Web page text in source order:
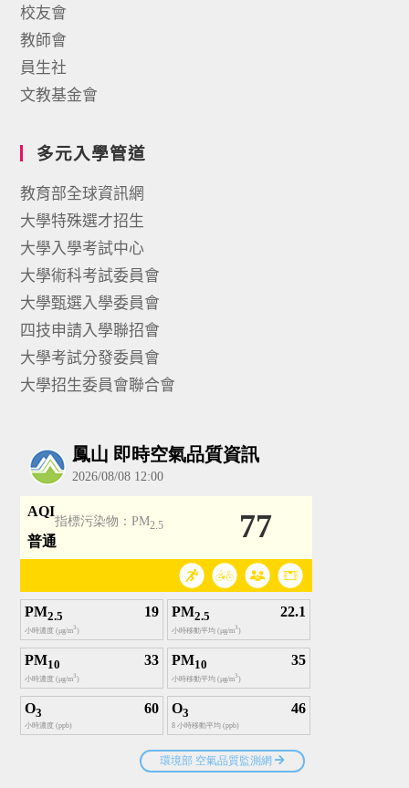
校友會
教師會
員生社
文教基金會
多元入學管道
教育部全球資訊網
大學特殊選才招生
大學入學考試中心
大學術科考試委員會
大學甄選入學委員會
四技申請入學聯招會
大學考試分發委員會
大學招生委員會聯合會